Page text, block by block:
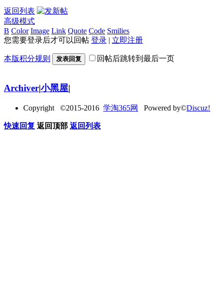
返回列表
高级模式
B Color Image Link Quote Code Smilies
您需要登录后才可以回帖 登录 | 立即注册
本版积分规则 发表回复 回帖后跳转到最后一页
Archiver|小黑屋|
Copyright ©2015-2016 学淘365网 Powered by©Discuz!
快速回复 返回顶部 返回列表